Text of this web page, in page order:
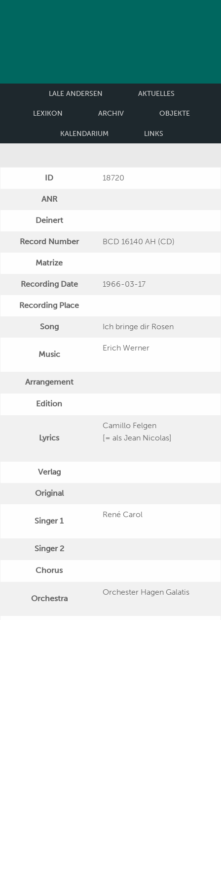
LALE ANDERSEN AKTUELLES
LEXIKON ARCHIV OBJEKTE
KALENDARIUM LINKS
ID 18720
ANR
Deinert
Record Number BCD 16140 AH (CD)
Matrize
Recording Date 1966-03-17
Recording Place
Song Ich bringe dir Rosen
Music
Erich Werner
Arrangement
Edition
Lyrics
Camillo Felgen
[= als Jean Nicolas]
Verlag
Original
Singer 1
René Carol
Singer 2
Chorus
Orchestra
Orchester Hagen Galatis